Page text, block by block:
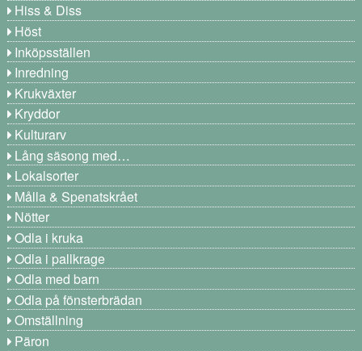
Hiss & Diss
Höst
Inköpsställen
Inredning
Krukväxter
Kryddor
Kulturarv
Lång säsong med…
Lokalsorter
Målla & Spenatskrået
Nötter
Odla i kruka
Odla i pallkrage
Odla med barn
Odla på fönsterbrädan
Omställning
Päron